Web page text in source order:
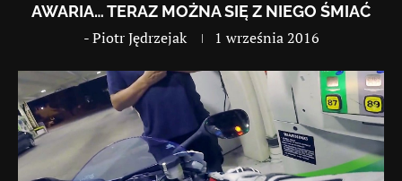
AWARIA… TERAZ MOŻNA SIĘ Z NIEGO ŚMIAĆ
-Piotr Jędrzejak 1 września 2016